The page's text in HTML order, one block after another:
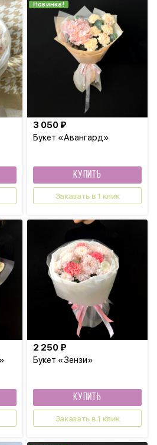
Новинка!
Букет «Авангард»
3 050 ₽
КУПИТЬ
Заказать в 1 клик
Букет «Зензи»
2 250 ₽
КУПИТЬ
Заказать в 1 клик